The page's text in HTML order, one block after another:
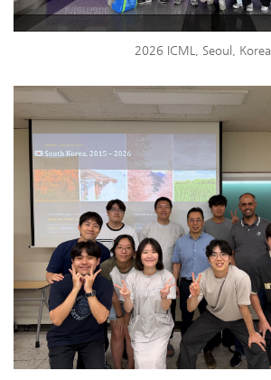
2026 ICML, Seoul, Korea